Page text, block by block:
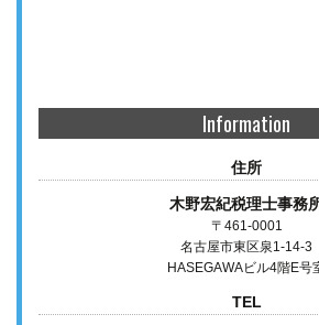
Information
住所
木野宏紀税理士事務
〒461-0001
名古屋市東区泉1-14-3
HASEGAWAビル4階E号
TEL